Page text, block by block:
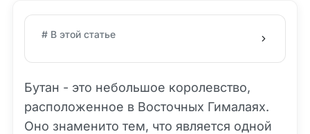
# В этой статье
Бутан - это небольшое королевство,
расположенное в Восточных Гималаях.
Оно знаменито тем, что является одной